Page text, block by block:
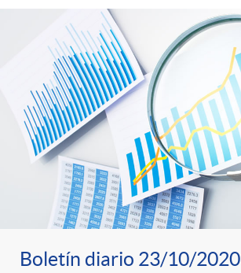
Boletín diario 23/10/2020